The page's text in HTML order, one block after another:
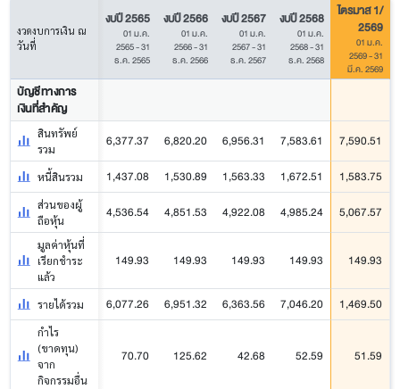
งวดงบการเงิน ณ
วันที่
งบปี 2565
01 ม.ค.
2565 - 31
ธ.ค. 2565
งบปี 2566
01 ม.ค.
2566 - 31
ธ.ค. 2566
งบปี 2567
01 ม.ค.
2567 - 31
ธ.ค. 2567
งบปี 2568
01 ม.ค.
2568 - 31
ธ.ค. 2568
ไตรมาส 1/
2569
01 ม.ค.
2569 - 31
มี.ค. 2569
บัญชีทางการ
เงินที่สำคัญ
สินทรัพย์
รวม
6,377.37 6,820.20 6,956.31 7,583.61 7,590.51
หนี้สินรวม 1,437.08 1,530.89 1,563.33 1,672.51 1,583.75
ส่วนของผู้
ถือหุ้น
4,536.54 4,851.53 4,922.08 4,985.24 5,067.57
มูลค่าหุ้นที่
เรียกชำระ
แล้ว
149.93 149.93 149.93 149.93 149.93
รายได้รวม 6,077.26 6,951.32 6,363.56 7,046.20 1,469.50
กำไร
(ขาดทุน)
จาก
กิจกรรมอื่น
70.70 125.62 42.68 52.59 51.59